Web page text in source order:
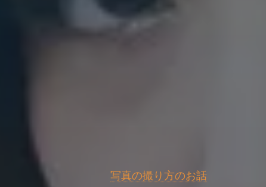
写真の撮り方のお話